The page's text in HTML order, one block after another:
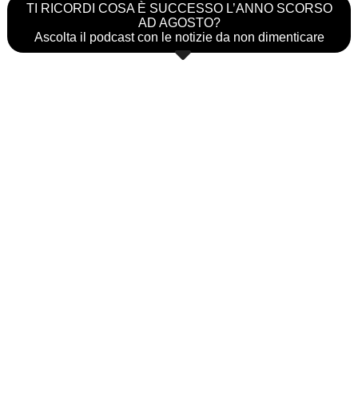
TI RICORDI COSA È SUCCESSO L’ANNO SCORSO
AD AGOSTO?
Ascolta il podcast con le notizie da non dimenticare